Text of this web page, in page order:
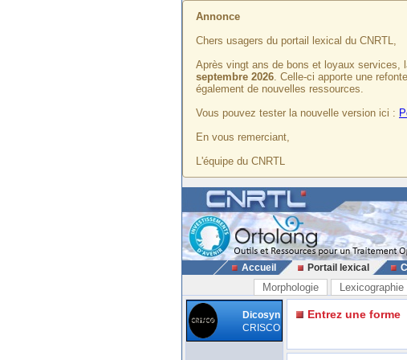
Annonce
Chers usagers du portail lexical du CNRTL,
Après vingt ans de bons et loyaux services,
septembre 2026. Celle-ci apporte une
également de nouvelles ressources.
Vous pouvez tester la nouvelle version ici :
En vous remerciant,
L'équipe du CNRTL
Accueil Portail lexical
Morphologie Lexicographie
Dicosyn
CRISCO
Entrez une forme